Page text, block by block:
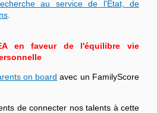
au service de l'Etat, de
en faveur de l'équilibre vie
on board avec un FamilyScore
de connecter nos talents à cette